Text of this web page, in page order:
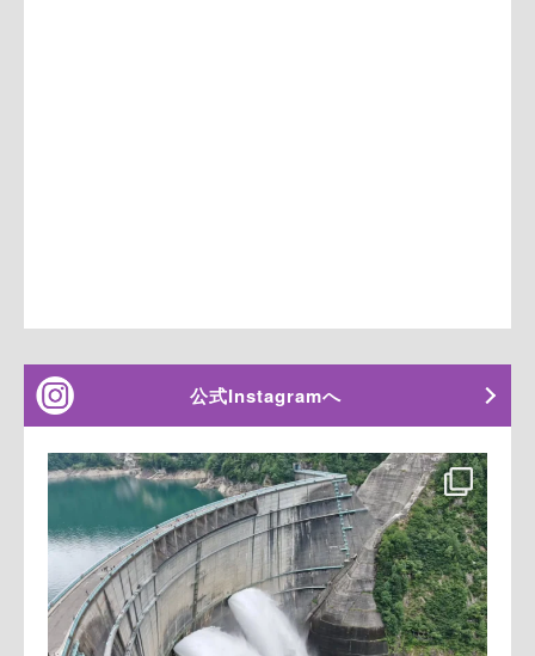
公式Instagramへ